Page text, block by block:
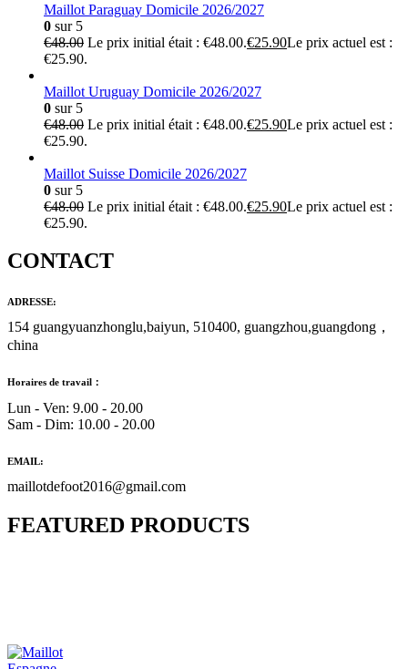
Maillot Paraguay Domicile 2026/2027
0 sur 5
€48.00 Le prix initial était : €48.00.€25.90Le prix actuel est :
€25.90.
Maillot Uruguay Domicile 2026/2027
0 sur 5
€48.00 Le prix initial était : €48.00.€25.90Le prix actuel est :
€25.90.
Maillot Suisse Domicile 2026/2027
0 sur 5
€48.00 Le prix initial était : €48.00.€25.90Le prix actuel est :
€25.90.
CONTACT
ADRESSE:
154 guangyuanzhonglu,baiyun, 510400, guangzhou,guangdong，
china
Horaires de travail：
Lun - Ven: 9.00 - 20.00
Sam - Dim: 10.00 - 20.00
EMAIL:
maillotdefoot2016@gmail.com
FEATURED PRODUCTS